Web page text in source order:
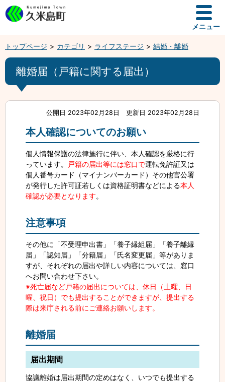
メニュー
トップページ カテゴリ ライフステージ 結婚・離婚
離婚届（戸籍に関する届出）
公開日 2023年02月28日 更新日 2023年02月28日
本人確認についてのお願い
個人情報保護の法律施行に伴い、本人確認を厳格に行
っています。
戸籍の届出等には窓口で運転免許証又は
個人番号カード（マイナンバーカード）その他官公署
が発行した許可証若しくは資格証明書などによる本人
確認が必要となります。
注意事項
その他に「不受理申出書」「養子縁組届」「養子離縁
届」「認知届」「分籍届」「氏名変更届」等がありま
すが、それぞれの届出や詳しい内容については、窓口
へお問い合わせ下さい。
※死亡届など戸籍の届出については、休日（土曜、日
曜、祝日）でも提出することができますが、提出する
際は来庁される前にご連絡お願いします。
離婚届
届出期間
協議離婚は届出期間の定めはなく、いつでも提出する